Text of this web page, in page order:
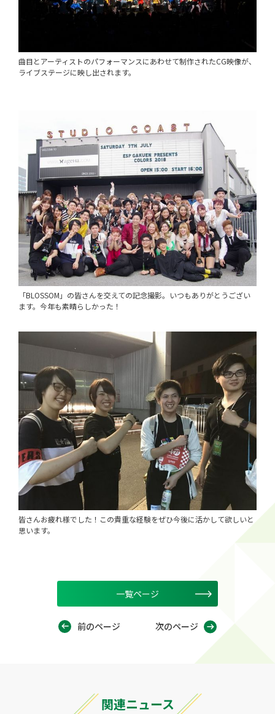
曲目とアーティストのパフォーマンスにあわせて制作されたCG映像が、
ライブステージに映し出されます。
「BLOSSOM」の皆さんを交えての記念撮影。いつもありがとうござい
ます。今年も素晴らしかった！
皆さんお疲れ様でした！この貴重な経験をぜひ今後に活かして欲しいと
思います。
前のページ
一覧ページ
次のページ
関連ニュース